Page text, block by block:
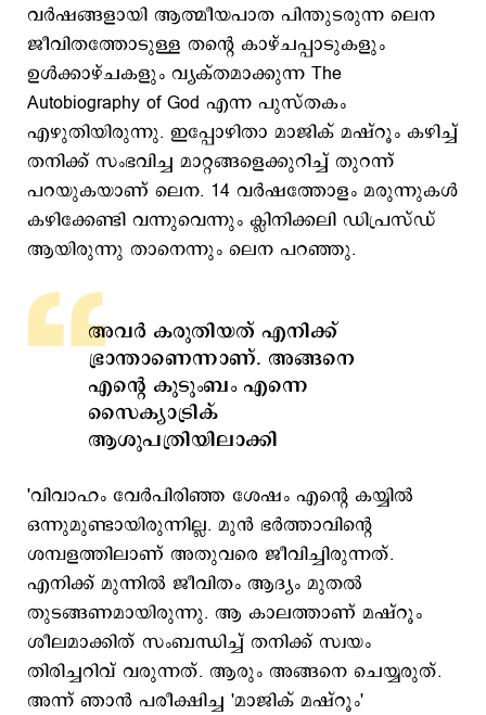
വർഷങ്ങളായി ആത്മീയപാത പിന്തുടരുന്ന ലെന
ജീവിതത്തോടുള്ള തന്‍റെ കാഴ്ചപ്പാടുകളും
ഉള്‍ക്കാഴ്ചകളും വ്യക്തമാക്കുന്ന The
Autobiography of God എന്ന പുസ്തകം
എഴുതിയിരുന്നു. ഇപ്പോഴിതാ മാജിക് മഷ്റൂം കഴിച്ച്
തനിക്ക് സംഭവിച്ച മാറ്റങ്ങളെക്കുറിച്ച് തുറന്ന്
പറയുകയാണ് ലെന. 14 വർഷത്തോളം മരുന്നുകൾ
കഴിക്കേണ്ടി വന്നുവെന്നും ക്ലിനിക്കലി ഡിപ്രസ്ഡ്
ആയിരുന്നു താനെന്നും ലെന പറഞ്ഞു.
അവർ കരുതിയത് എനിക്ക്
ഭ്രാന്താണെന്നാണ്. അങ്ങനെ
എന്റെ കുടുംബം എന്നെ
സൈക്യാട്രിക്
ആശുപത്രിയിലാക്കി
'വിവാഹം വേർപിരിഞ്ഞ ശേഷം എന്‍റെ കയ്യിൽ
ഒന്നുമുണ്ടായിരുന്നില്ല. മുൻ ഭർത്താവിന്‍റെ
ശമ്പളത്തിലാണ് അതുവരെ ജീവിച്ചിരുന്നത്.
എനിക്ക് മുന്നിൽ ജീവിതം ആദ്യം മുതൽ
തുടങ്ങണമായിരുന്നു. ആ കാലത്താണ് മഷ്റൂം
ശീലമാക്കിത് സംബന്ധിച്ച് തനിക്ക് സ്വയം
തിരിച്ചറിവ് വരുന്നത്. ആരും അങ്ങനെ ചെയ്യരുത്.
അന്ന് ഞാൻ പരീക്ഷിച്ച 'മാജിക് മഷ്റൂം'